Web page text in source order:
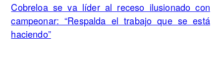
Cobreloa se va líder al receso ilusionado con
campeonar: “Respalda el trabajo que se está
haciendo”